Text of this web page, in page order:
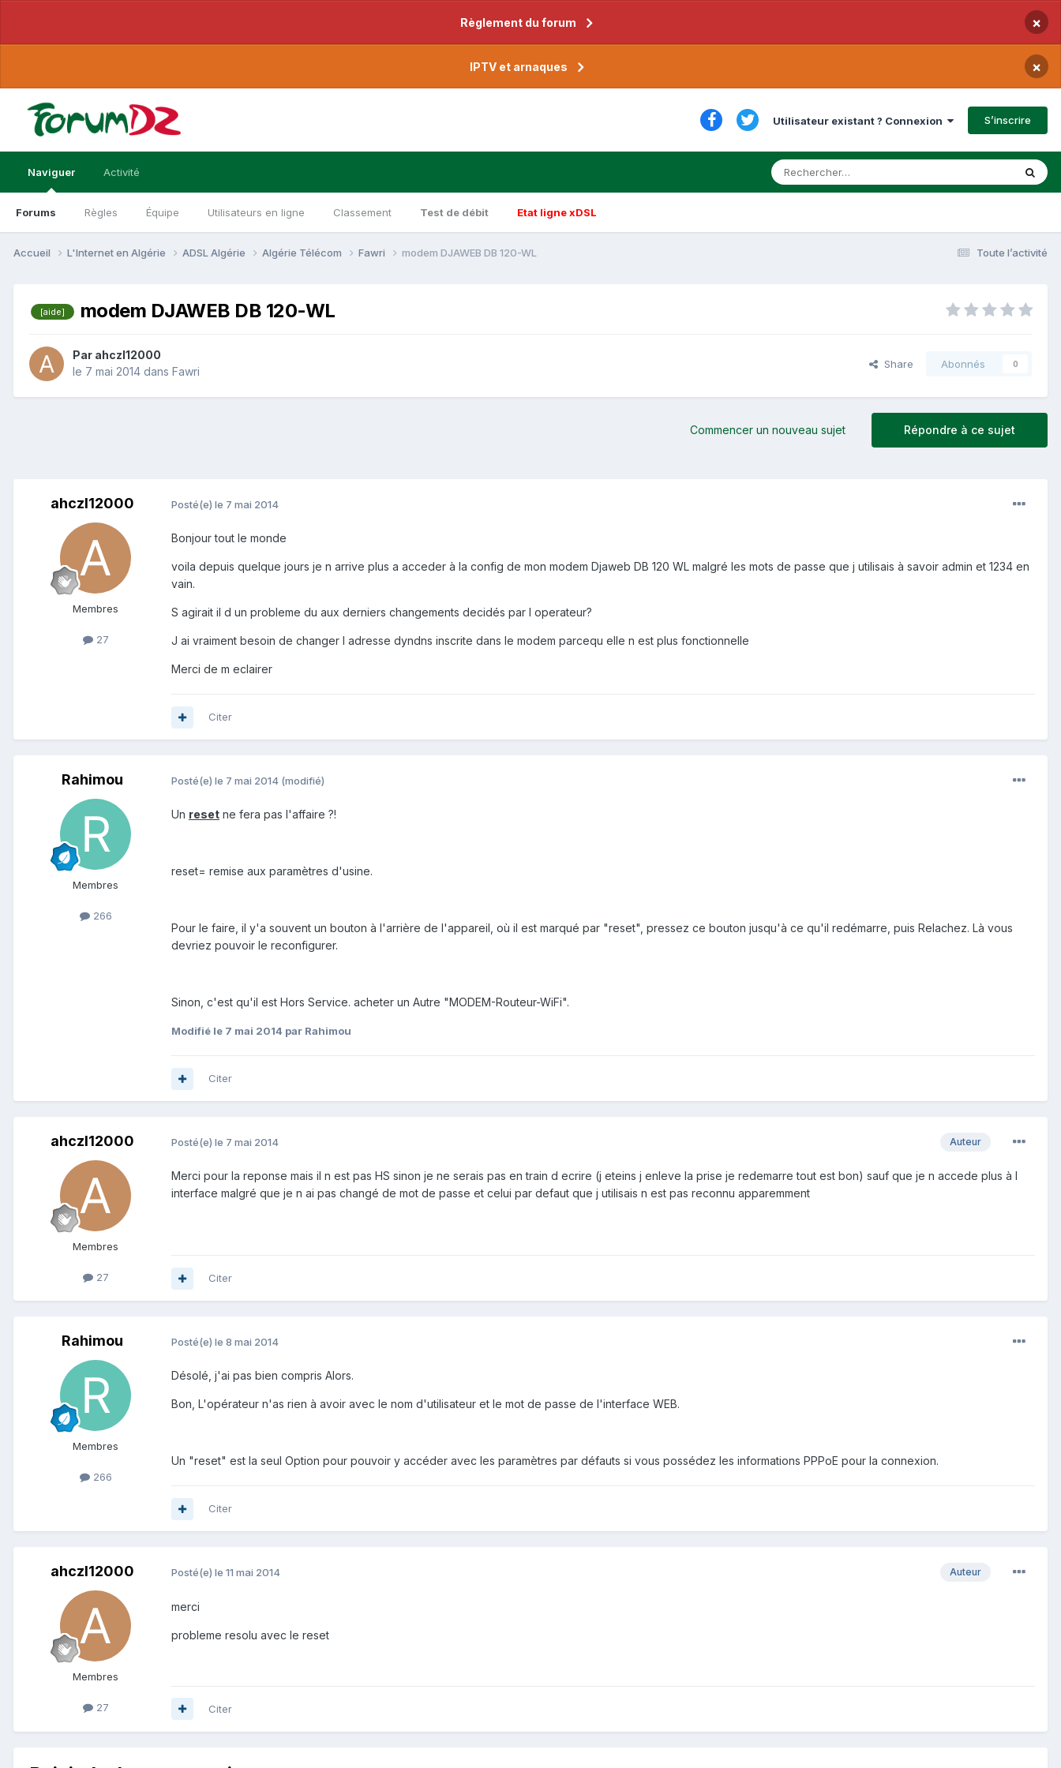
Règlement du forum ×
IPTV et arnaques ×
Utilisateur existant ? Connexion S’inscrire
Naviguer
Forums Règles Équipe Utilisateurs en ligne Classement Test de débit Etat ligne xDSL
Activité
Toute l’activité
Accueil L'Internet en Algérie ADSL Algérie Algérie Télécom Fawri modem DJAWEB DB 120-WL
[aide] modem DJAWEB DB 120-WL
Par ahczl12000
le 7 mai 2014 dans Fawri
Share Abonnés 0
Répondre à ce sujet
Commencer un nouveau sujet
ahczl12000
Membres
27
Posté(e) le 7 mai 2014
Bonjour tout le monde
voila depuis quelque jours je n arrive plus a acceder à la config de mon modem Djaweb DB 120 WL malgré les mots de passe que j utilisais à savoir admin et 1234 en
vain.
S agirait il d un probleme du aux derniers changements decidés par l operateur?
J ai vraiment besoin de changer l adresse dyndns inscrite dans le modem parcequ elle n est plus fonctionnelle
Merci de m eclairer
Citer
Rahimou
Membres
266
Posté(e) le 7 mai 2014 (modifié)
Un reset ne fera pas l'affaire ?!
reset= remise aux paramètres d'usine.
Pour le faire, il y'a souvent un bouton à l'arrière de l'appareil, où il est marqué par "reset", pressez ce bouton jusqu'à ce qu'il redémarre, puis Relachez. Là vous
devriez pouvoir le reconfigurer.
Sinon, c'est qu'il est Hors Service. acheter un Autre "MODEM-Routeur-WiFi".
Modifié le 7 mai 2014 par Rahimou
Citer
ahczl12000
Membres
27
Auteur
Posté(e) le 7 mai 2014
Merci pour la reponse mais il n est pas HS sinon je ne serais pas en train d ecrire (j eteins j enleve la prise je redemarre tout est bon) sauf que je n accede plus à l
interface malgré que je n ai pas changé de mot de passe et celui par defaut que j utilisais n est pas reconnu apparemment
Citer
Rahimou
Membres
266
Posté(e) le 8 mai 2014
Désolé, j'ai pas bien compris Alors.
Bon, L'opérateur n'as rien à avoir avec le nom d'utilisateur et le mot de passe de l'interface WEB.
Un "reset" est la seul Option pour pouvoir y accéder avec les paramètres par défauts si vous possédez les informations PPPoE pour la connexion.
Citer
ahczl12000
Membres
27
Auteur
Posté(e) le 11 mai 2014
merci
probleme resolu avec le reset
Citer